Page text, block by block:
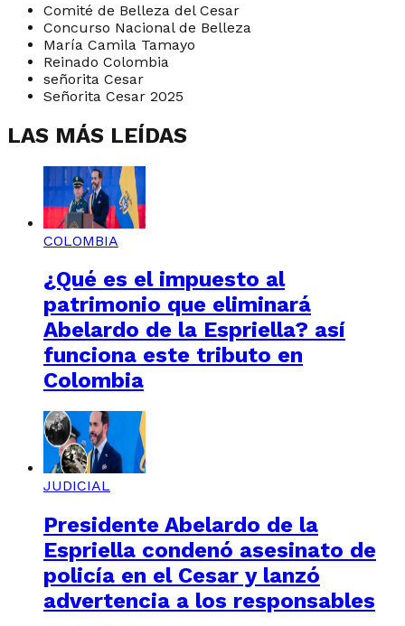
Comité de Belleza del Cesar
Concurso Nacional de Belleza
María Camila Tamayo
Reinado Colombia
señorita Cesar
Señorita Cesar 2025
LAS MÁS LEÍDAS
COLOMBIA
¿Qué es el impuesto al
patrimonio que eliminará
Abelardo de la Espriella? así
funciona este tributo en
Colombia
JUDICIAL
Presidente Abelardo de la
Espriella condenó asesinato de
policía en el Cesar y lanzó
advertencia a los responsables